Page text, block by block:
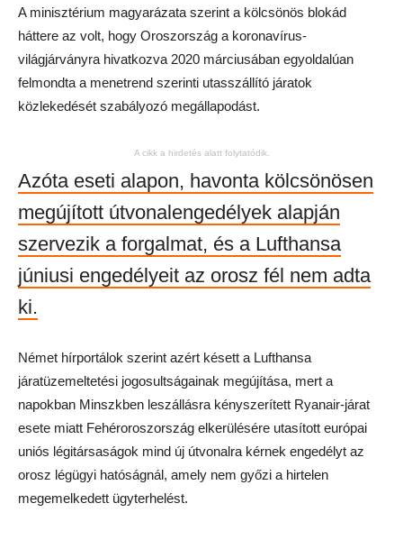
A minisztérium magyarázata szerint a kölcsönös blokád
háttere az volt, hogy Oroszország a koronavírus-
világjárványra hivatkozva 2020 márciusában egyoldalúan
felmondta a menetrend szerinti utasszállító járatok
közlekedését szabályozó megállapodást.
A cikk a hirdetés alatt folytatódik.
Azóta eseti alapon, havonta kölcsönösen
megújított útvonalengedélyek alapján
szervezik a forgalmat, és a Lufthansa
júniusi engedélyeit az orosz fél nem adta
ki.
Német hírportálok szerint azért késett a Lufthansa
járatüzemeltetési jogosultságainak megújítása, mert a
napokban Minszkben leszállásra kényszerített Ryanair-járat
esete miatt Fehéroroszország elkerülésére utasított európai
uniós légitársaságok mind új útvonalra kérnek engedélyt az
orosz légügyi hatóságnál, amely nem győzi a hirtelen
megemelkedett ügyterhelést.